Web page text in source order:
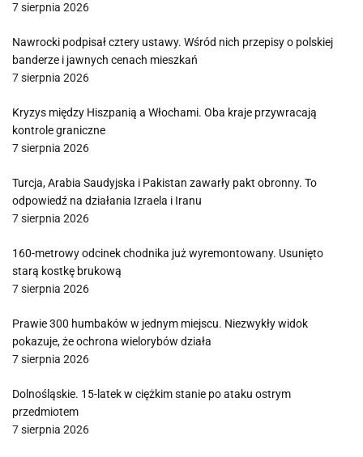
7 sierpnia 2026
Nawrocki podpisał cztery ustawy. Wśród nich przepisy o polskiej
banderze i jawnych cenach mieszkań
7 sierpnia 2026
Kryzys między Hiszpanią a Włochami. Oba kraje przywracają
kontrole graniczne
7 sierpnia 2026
Turcja, Arabia Saudyjska i Pakistan zawarły pakt obronny. To
odpowiedź na działania Izraela i Iranu
7 sierpnia 2026
160-metrowy odcinek chodnika już wyremontowany. Usunięto
starą kostkę brukową
7 sierpnia 2026
Prawie 300 humbaków w jednym miejscu. Niezwykły widok
pokazuje, że ochrona wielorybów działa
7 sierpnia 2026
Dolnośląskie. 15-latek w ciężkim stanie po ataku ostrym
przedmiotem
7 sierpnia 2026